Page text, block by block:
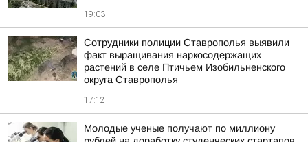
19:03
Сотрудники полиции Ставрополья выявили
факт выращивания наркосодержащих
растений в селе Птичьем Изобильненского
округа Ставрополья
17:12
Молодые ученые получают по миллиону